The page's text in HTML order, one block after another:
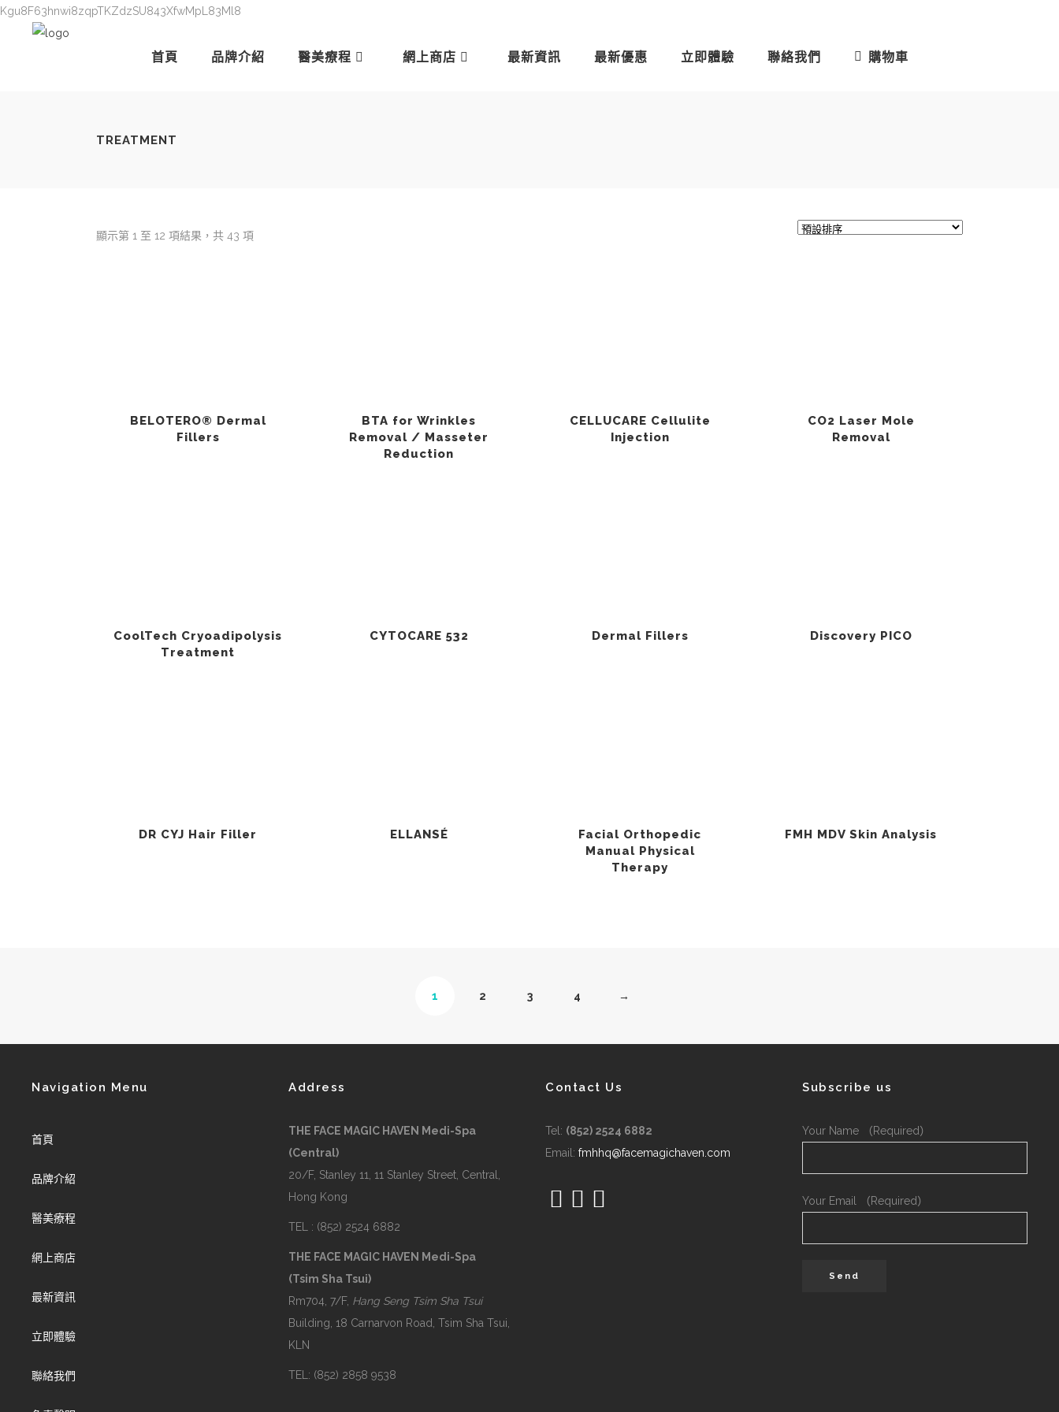
Kgu8F63hnwi8zqpTKZdzSU843XfwMpL83Ml8
首頁 品牌介紹 醫美療程 網上商店 最新資訊 最新優惠 立即體驗 聯絡我們 購物車
TREATMENT
顯示第 1 至 12 項結果，共 43 項
BELOTERO® Dermal
Fillers
BTA for Wrinkles
Removal / Masseter
Reduction
CELLUCARE Cellulite
Injection
CO2 Laser Mole
Removal
CoolTech Cryoadipolysis
Treatment
CYTOCARE 532 Dermal Fillers Discovery PICO
DR CYJ Hair Filler ELLANSÉ
Facial Orthopedic
Manual Physical
Therapy
FMH MDV Skin Analysis
1 2 3 4 →
Navigation Menu
首頁
品牌介紹
醫美療程
網上商店
最新資訊
立即體驗
聯絡我們
Address
THE FACE MAGIC HAVEN Medi-Spa
(Central)
20/F, Stanley 11, 11 Stanley Street, Central,
Hong Kong
TEL : (852) 2524 6882
THE FACE MAGIC HAVEN Medi-Spa
(Tsim Sha Tsui)
Rm704, 7/F, Hang Seng Tsim Sha Tsui
Building, 18 Carnarvon Road, Tsim Sha Tsui,
KLN
TEL: (852) 2858 9538
Contact Us
Tel: (852) 2524 6882
Email: fmhhq@facemagichaven.com
Subscribe us
Your Name （Required）
Your Email （Required）